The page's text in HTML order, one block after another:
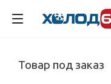
Товар под заказ